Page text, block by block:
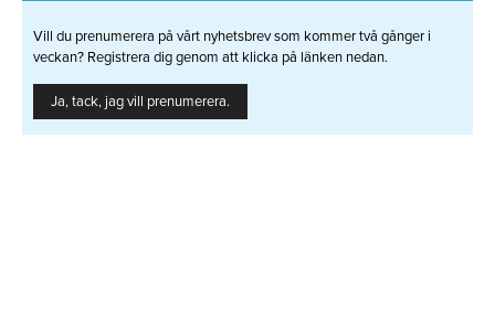
Vill du prenumerera på vårt nyhetsbrev som kommer två gånger i
veckan? Registrera dig genom att klicka på länken nedan.
Ja, tack, jag vill prenumerera.